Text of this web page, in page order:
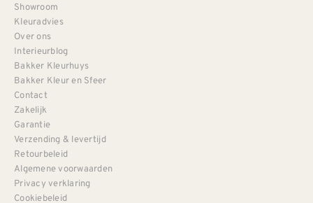
Showroom
Kleuradvies
Over ons
Interieurblog
Bakker Kleurhuys
Bakker Kleur en Sfeer
Contact
Zakelijk
Garantie
Verzending & levertijd
Retourbeleid
Algemene voorwaarden
Privacy verklaring
Cookiebeleid